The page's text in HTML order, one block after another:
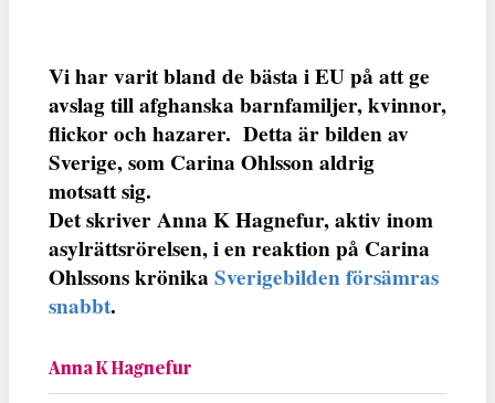
Vi har varit bland de bästa i EU på att ge
avslag till afghanska barnfamiljer, kvinnor,
flickor och hazarer. Detta är bilden av
Sverige, som Carina Ohlsson aldrig
motsatt sig.
Det skriver Anna K Hagnefur, aktiv inom
asylrättsrörelsen, i en reaktion på Carina
Ohlssons krönikaSverigebilden försämras
snabbt.
Anna K Hagnefur